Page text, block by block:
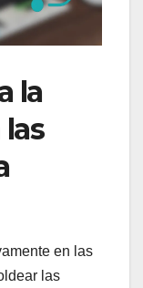
la
en las
las